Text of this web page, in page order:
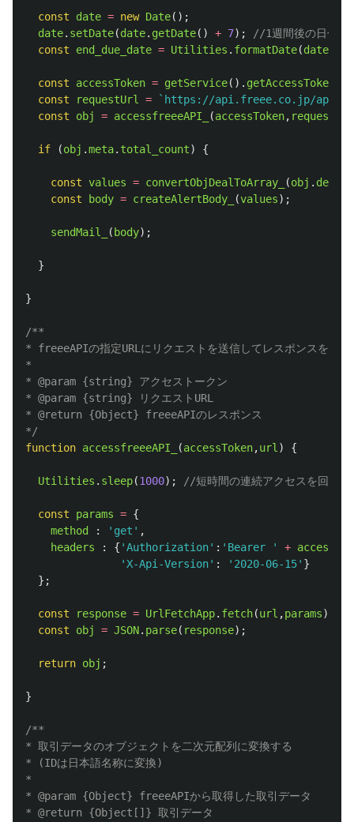
const date = new Date();
date. setDate(date. getDate() + 7);
//1週間後の日付
const
end_due_date = Utilities . formatDate(date
const accessToken = getService(). getAccessToken
const
requestUrl =
`https://api.freee.co.jp/api/1/
const
obj = accessfreeeAPI_ (accessToken, requestUrl
if (obj .meta. total_count) {
const values = convertObjDealToArray_ (obj . deals
const
body = createAlertBody_ (values);
sendMail_ ( body);
}
}
/**
* freeeAPIの指定URLにリクエストを送信してレスポンスを返す
*
* @param {string} アクセストークン
* @param {string} リクエストURL
* @return {Object} freeeAPIのレスポンス
*/
function accessfreeeAPI_ (accessToken,url ) {
Utilities . sleep(1000); //短時間の連続アクセスを回避す
const params = {
method
: ' get ' ,
headers
: { 'Authorization' : ' Bearer ' +
' X-Api-Version' : ' 2020-06-15' }
};
const response = UrlFetchApp. fetch(url ,params);
const
obj = JSON. parse( response);
return obj ;
}
/**
* 取引データのオブジェクトを二次元配列に変換する
* (IDは日本語名称に変換)
*
* @param {Object} freeeAPIから取得した取引データ
* @return {Object[]} 取引データ